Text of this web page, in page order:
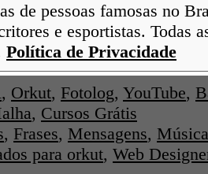
de pessoas famosas no
e esportistas. Todas
Política de Privacidade
, Orkut, Fotolog, YouTube,
, Cursos Grátis
, Frases, Mensagens,
para orkut, Web